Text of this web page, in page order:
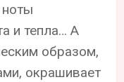
и тепла… А
образом,
окрашивает